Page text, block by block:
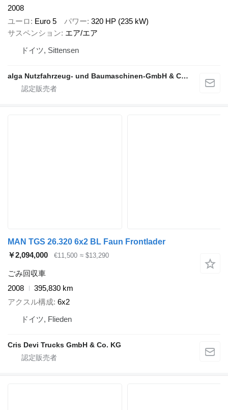
2008
ユーロ
Euro 5 パワー 320 HP (235 kW)
サスペンション エア/エア
ドイツ, Sittensen
alga Nutzfahrzeug- und Baumaschinen-GmbH & Co. KG
MAN TGS 26.320 6x2 BL Faun Frontlader
￥2,094,000
€11,500 ≈ $13,290
ごみ回収車
2008
395,830 km
アクスル構成 6x2
ドイツ, Flieden
Cris Devi Trucks GmbH & Co. KG